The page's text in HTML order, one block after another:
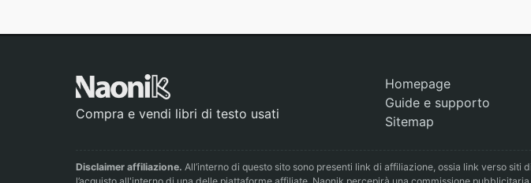
Compra e vendi libri di testo usati
Homepage
Guide e supporto
Sitemap